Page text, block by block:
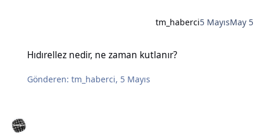
tm_haberci5 MayısMay 5
Hıdırellez nedir, ne zaman kutlanır?
Gönderen:tm_haberci, 5 Mayıs